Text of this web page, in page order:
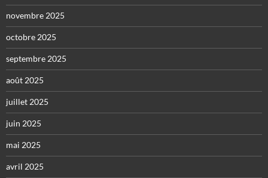
novembre 2025
octobre 2025
septembre 2025
août 2025
juillet 2025
juin 2025
mai 2025
avril 2025